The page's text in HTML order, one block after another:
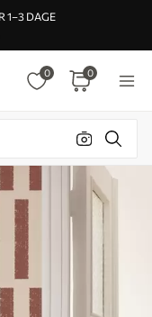
1–3 DAGE
0 0